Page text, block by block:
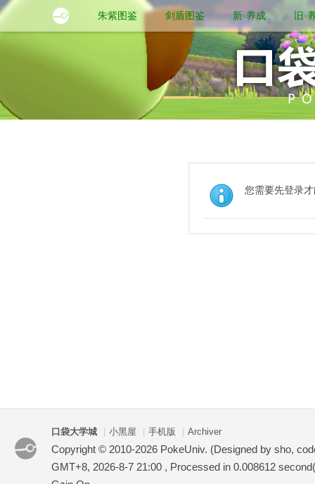
朱紫图鉴 剑盾图鉴 新·养成 旧·
您需要先登录
口袋大学城 小黑屋 手机版 Archiver
Copyright © 2010-2026 PokeUniv. (Designed by sho,
GMT+8, 2026-8-7 21:00 , Processed in 0.008612